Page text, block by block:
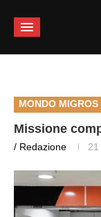
MONDO MIGROS
Missione
/ Redazione